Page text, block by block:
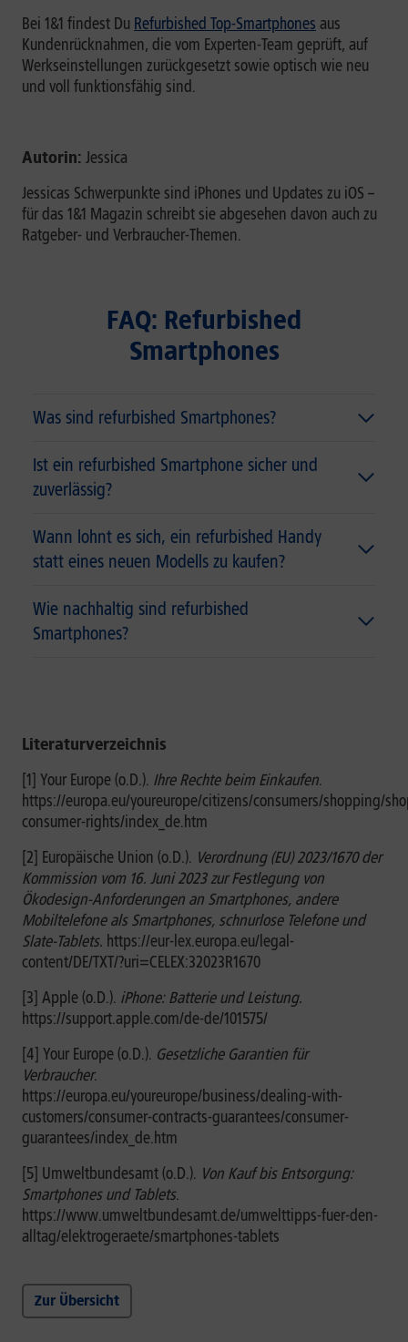
Bei 1&1 findest Du Refurbished Top-Smartphones aus
Kundenrücknahmen, die vom Experten-Team geprüft, auf
Werkseinstellungen zurückgesetzt sowie optisch wie neu
und voll funktionsfähig sind.
Autorin: Jessica
Jessicas Schwerpunkte sind iPhones und Updates zu iOS –
für das 1&1 Magazin schreibt sie abgesehen davon auch zu
Ratgeber- und Verbraucher-Themen.
FAQ: Refurbished
Smartphones
Was sind refurbished Smartphones?
Ist ein refurbished Smartphone sicher und
zuverlässig?
Wann lohnt es sich, ein refurbished Handy
statt eines neuen Modells zu kaufen?
Wie nachhaltig sind refurbished
Smartphones?
Literaturverzeichnis
[1] Your Europe (o.D.). Ihre Rechte beim Einkaufen.
https://europa.eu/youreurope/citizens/consumers/shopping/
consumer-rights/index_de.htm
[2] Europäische Union (o.D.). Verordnung (EU) 2023/1670 der
Kommission vom 16. Juni 2023 zur Festlegung von
Ökodesign-Anforderungen an Smartphones, andere
Mobiltelefone als Smartphones, schnurlose Telefone und
Slate-Tablets. https://eur-lex.europa.eu/legal-
content/DE/TXT/?uri=CELEX:32023R1670
[3] Apple (o.D.). iPhone: Batterie und Leistung.
https://support.apple.com/de-de/101575/
[4] Your Europe (o.D.). Gesetzliche Garantien für
Verbraucher.
https://europa.eu/youreurope/business/dealing-with-
customers/consumer-contracts-guarantees/consumer-
guarantees/index_de.htm
[5] Umweltbundesamt (o.D.). Von Kauf bis Entsorgung:
Smartphones und Tablets.
https://www.umweltbundesamt.de/umwelttipps-fuer-den-
alltag/elektrogeraete/smartphones-tablets
Zur Übersicht